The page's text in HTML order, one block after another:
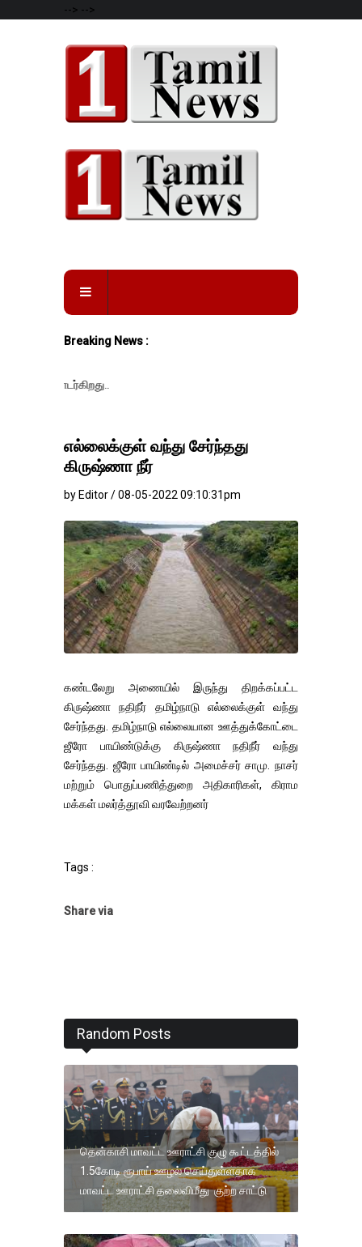
--> -->
Breaking News :
எல்லைக்குள் வந்து சேர்ந்தது
கிருஷ்ணா நீர்
by Editor / 08-05-2022 09:10:31pm
கண்டலேறு அணையில் இருந்து திறக்கப்பட்ட
கிருஷ்ணா நதிநீர் தமிழ்நாடு எல்லைக்குள் வந்து
சேர்ந்தது. தமிழ்நாடு எல்லையான ஊத்துக்கோட்டை
ஜீரோ பாயிண்டுக்கு கிருஷ்ணா நதிநீர் வந்து
சேர்ந்தது. ஜீரோ பாயிண்டில் அமைச்சர் சாமு. நாசர்
மற்றும் பொதுப்பணித்துறை அதிகாரிகள், கிராம
மக்கள் மலர்த்தூவி வரவேற்றனர்
Tags :
Share via
Random Posts
தென்காசி மாவட்ட ஊராட்சி குழு கூட்டத்தில்
1.5கோடி ரூபாய் ஊழல் செய்துள்ளதாக
மாவட்ட ஊராட்சி தலைவிமீது குற்ற சாட்டு